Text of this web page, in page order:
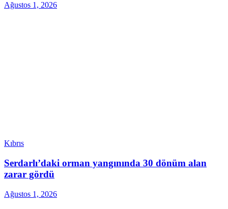
Ağustos 1, 2026
Kıbrıs
Serdarlı’daki orman yangınında 30 dönüm alan
zarar gördü
Ağustos 1, 2026